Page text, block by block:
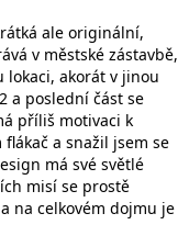
ale originální,
v městské zástavbě,
lokaci, akorát v jinou
a poslední část se
příliš motivaci k
a snažil jsem se
má své světlé
misí se prostě
na celkovém dojmu je